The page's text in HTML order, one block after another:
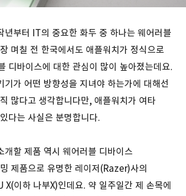
년부터 IT의 중요한 화두 중 하나는 웨어러블
며칠 전 한국에서도 애플워치가 정식으로
디바이스에 대한 관심이 많이 높아졌는데요.
기가 어떤 방향성을 지녀야 하는가에 대해선
많다고 생각합니다만, 애플워치가 여타
다는 사실은 분명합니다.
개할 제품 역시 웨어러블 디바이스
제품으로 유명한 레이저(Razer)사의
X(이하 나부X)인데요. 약 일주일간 제 손목에